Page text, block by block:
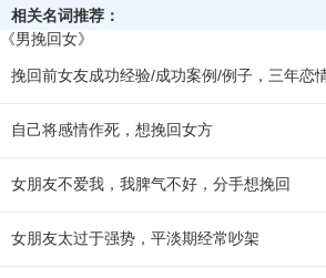
相关名词推荐：
《男挽回女》
挽回前女友成功经验/成功案例/例子，三年恋
自己将感情作死，想挽回女方
女朋友不爱我，我脾气不好，分手想挽回
女朋友太过于强势，平淡期经常吵架